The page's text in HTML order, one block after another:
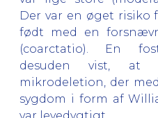
Der var en øget risiko
født med en
(coarctatio). En
desuden vist, at
mikrodeletion, der
sygdom i form af
var levedygtigt.